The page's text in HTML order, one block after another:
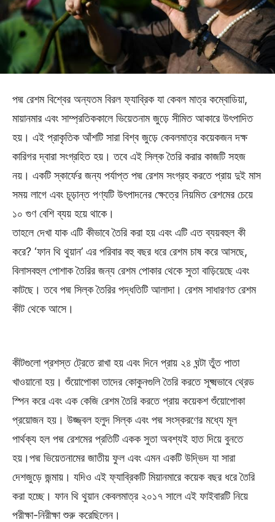
পদ্ম রেশম বিশ্বের অন্যতম বিরল ফ্যাব্রিক যা কেবল মাত্র কম্বোডিয়া,
মায়ানমার এবং সাম্প্রতিককালে ভিয়েতনাম জুড়ে সীমিত আকারে উৎপাদিত
হয়। এই প্রাকৃতিক আঁশটি সারা বিশ্ব জুড়ে কেবলমাত্র কয়েকজন দক্ষ
কারিগর দ্বারা সংগ্রহিত হয়। তবে এই সিল্ক তৈরি করার কাজটি সহজ
নয়। একটি স্কার্ফের জন্য পর্যাপ্ত পদ্ম রেশম সংগ্রহ করতে প্রায় দুই মাস
সময় লাগে এবং চূড়ান্ত পণ্যটি উৎপাদনের ক্ষেত্রে নিয়মিত রেশমের চেয়ে
১০ গুণ বেশি ব্যয় হয়ে থাকে।
তাহলে দেখা যাক এটি কীভাবে তৈরি করা হয় এবং এটি এত ব্যয়বহুল কী
করে? ‘ফান থি থুয়ান’ এর পরিবার বহু বছর ধরে রেশম চাষ করে আসছে,
বিলাসবহুল পোশাক তৈরির জন্য রেশম পোকার থেকে সুতা বাড়িয়েছে এবং
কাটছে। তবে পদ্ম সিল্ক তৈরির পদ্ধতিটি আলাদা। রেশম সাধারণত রেশম
কীট থেকে আসে।
কীটগুলো প্রশস্ত ট্রেতে রাখা হয় এবং দিনে প্রায় ২৪ ঘন্টা তুঁত পাতা
খাওয়ানো হয়। শুঁয়োপোকা তাদের কোকুনগুলি তৈরি করতে সূক্ষ্মভাবে থ্রেড
স্পিন করে এবং এক কেজি রেশম তৈরি করতে প্রায় কয়েকশ শুঁয়োপোকা
প্রয়োজন হয়। উজ্জ্বল হলুদ সিল্ক এবং পদ্ম সংস্করণের মধ্যে মূল
পার্থক্য হল পদ্ম রেশমের প্রতিটি একক সুতা অবশ্যই হাত দিয়ে বুনতে
হয়।পদ্ম ভিয়েতনামের জাতীয় ফুল এবং এমন একটি উদ্ভিদ যা সারা
দেশজুড়ে জন্মায়। যদিও এই ফ্যাব্রিকটি মিয়ানমারে কয়েক বছর ধরে তৈরি
করা হচ্ছে। ফান থি থুয়ান কেবলমাত্র ২০১৭ সালে এই ফাইবারটি নিয়ে
পরীক্ষা-নিরীক্ষা শুরু করেছিলেন।